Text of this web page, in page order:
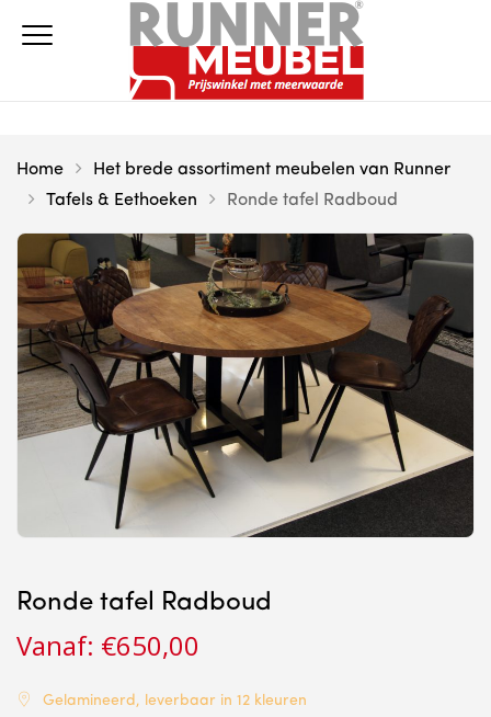
Home
Het brede assortiment meubelen van Runner
Tafels & Eethoeken
Ronde tafel Radboud
Ronde tafel Radboud
Vanaf: €650,00
Gelamineerd, leverbaar in 12 kleuren